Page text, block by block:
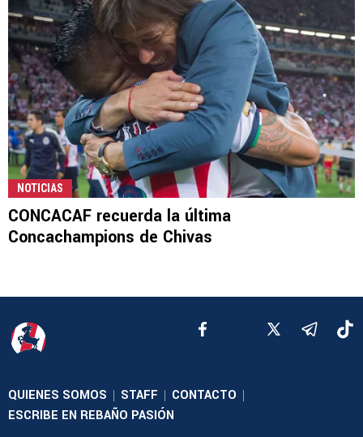
NOTICIAS
CONCACAF recuerda la última
Concachampions de Chivas
QUIENES SOMOS | STAFF | CONTACTO |
ESCRIBE EN REBAÑO PASIÓN